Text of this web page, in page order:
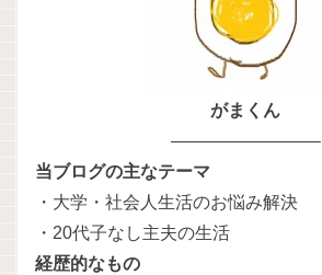
がまくん
————————–
当ブログの主なテーマ
・大学・社会人生活のお悩み解決
・20代子なし主夫の生活
経歴的なもの